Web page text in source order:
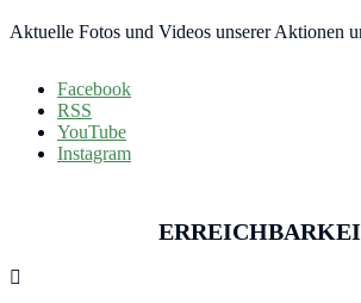
Aktuelle Fotos und Videos unserer Aktionen
Facebook
RSS
YouTube
Instagram
